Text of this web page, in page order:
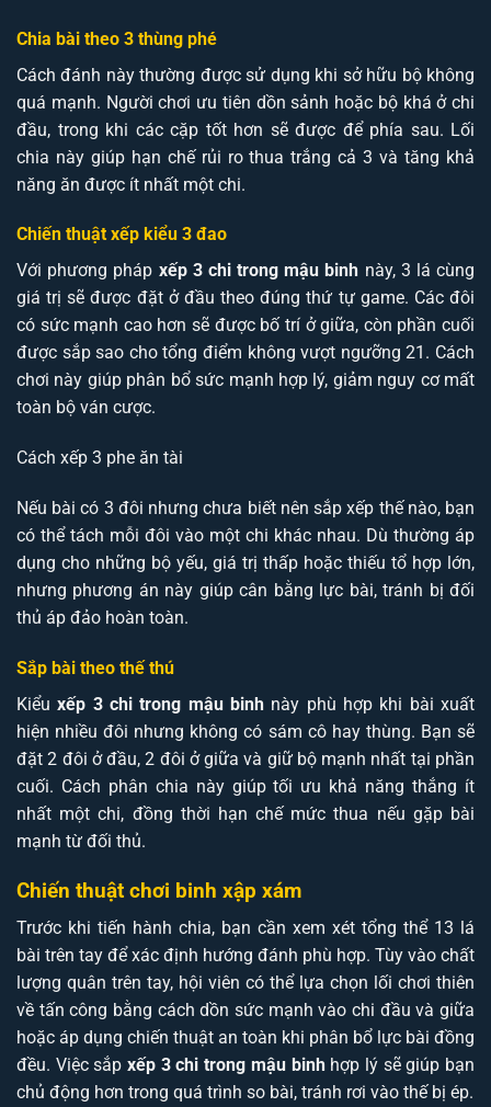
Chia bài theo 3 thùng phé
Cách đánh này thường được sử dụng khi sở hữu bộ không
quá mạnh. Người chơi ưu tiên dồn sảnh hoặc bộ khá ở chi
đầu, trong khi các cặp tốt hơn sẽ được để phía sau. Lối
chia này giúp hạn chế rủi ro thua trắng cả 3 và tăng khả
năng ăn được ít nhất một chi.
Chiến thuật xếp kiểu 3 đao
Với phương pháp xếp 3 chi trong mậu binh này, 3 lá cùng
giá trị sẽ được đặt ở đầu theo đúng thứ tự game. Các đôi
có sức mạnh cao hơn sẽ được bố trí ở giữa, còn phần cuối
được sắp sao cho tổng điểm không vượt ngưỡng 21. Cách
chơi này giúp phân bổ sức mạnh hợp lý, giảm nguy cơ mất
toàn bộ ván cược.
Cách xếp 3 phe ăn tài
Nếu bài có 3 đôi nhưng chưa biết nên sắp xếp thế nào, bạn
có thể tách mỗi đôi vào một chi khác nhau. Dù thường áp
dụng cho những bộ yếu, giá trị thấp hoặc thiếu tổ hợp lớn,
nhưng phương án này giúp cân bằng lực bài, tránh bị đối
thủ áp đảo hoàn toàn.
Sắp bài theo thế thú
Kiểuxếp 3 chi trong mậu binh này phù hợp khi bài xuất
hiện nhiều đôi nhưng không có sám cô hay thùng. Bạn sẽ
đặt 2 đôi ở đầu, 2 đôi ở giữa và giữ bộ mạnh nhất tại phần
cuối. Cách phân chia này giúp tối ưu khả năng thắng ít
nhất một chi, đồng thời hạn chế mức thua nếu gặp bài
mạnh từ đối thủ.
Chiến thuật chơi binh xập xám
Trước khi tiến hành chia, bạn cần xem xét tổng thể 13 lá
bài trên tay để xác định hướng đánh phù hợp. Tùy vào chất
lượng quân trên tay, hội viên có thể lựa chọn lối chơi thiên
về tấn công bằng cách dồn sức mạnh vào chi đầu và giữa
hoặc áp dụng chiến thuật an toàn khi phân bổ lực bài đồng
đều. Việc sắpxếp 3 chi trong mậu binhhợp lý sẽ giúp bạn
chủ động hơn trong quá trình so bài, tránh rơi vào thế bị ép.